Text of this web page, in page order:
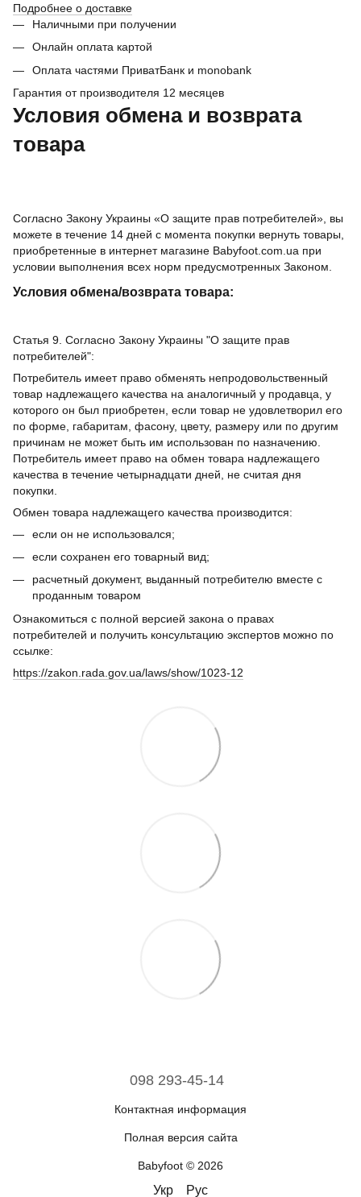
Подробнее о доставке
Наличными при получении
Онлайн оплата картой
Оплата частями ПриватБанк и monobank
Гарантия от производителя 12 месяцев
Условия обмена и возврата
товара
Согласно Закону Украины «О защите прав потребителей», вы
можете в течение 14 дней с момента покупки вернуть товары,
приобретенные в интернет магазине Babyfoot.com.ua при
условии выполнения всех норм предусмотренных Законом.
Условия обмена/возврата товара:
Статья 9. Согласно Закону Украины "О защите прав
потребителей":
Потребитель имеет право обменять непродовольственный
товар надлежащего качества на аналогичный у продавца, у
которого он был приобретен, если товар не удовлетворил его
по форме, габаритам, фасону, цвету, размеру или по другим
причинам не может быть им использован по назначению.
Потребитель имеет право на обмен товара надлежащего
качества в течение четырнадцати дней, не считая дня
покупки.
Обмен товара надлежащего качества производится:
если он не использовался;
если сохранен его товарный вид;
расчетный документ, выданный потребителю вместе с
проданным товаром
Ознакомиться с полной версией закона о правах
потребителей и получить консультацию экспертов можно по
ссылке:
https://zakon.rada.gov.ua/laws/show/1023-12
098 293-45-14
Контактная информация
Полная версия сайта
Babyfoot © 2026
Укр Рус